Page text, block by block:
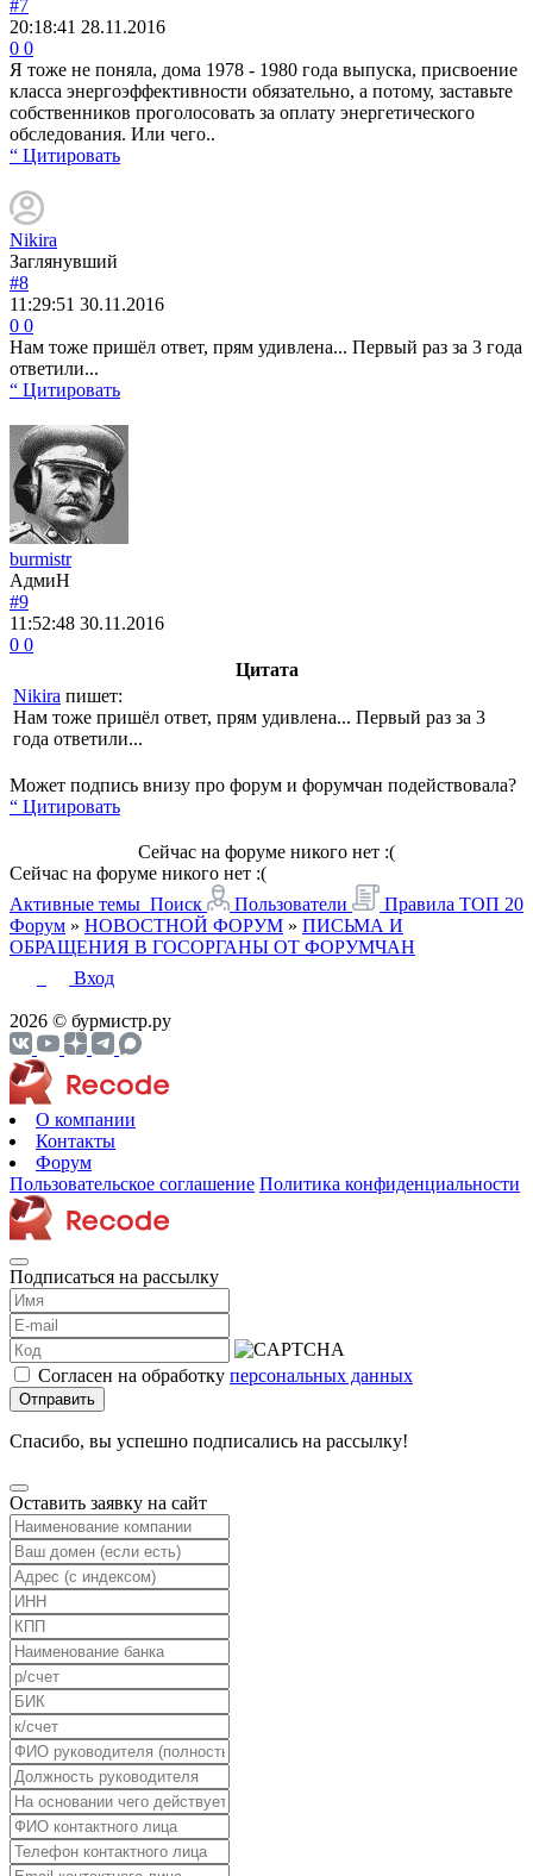
#7
20:18:41 28.11.2016
0 0
Я тоже не поняла, дома 1978 - 1980 года выпуска, присвоение
класса энергоэффективности обязательно, а потому, заставьте
собственников проголосовать за оплату энергетического
обследования. Или чего..
“ Цитировать
Nikira
Заглянувший
#8
11:29:51 30.11.2016
0 0
Нам тоже пришёл ответ, прям удивлена... Первый раз за 3 года
ответили...
“ Цитировать
burmistr
АдмиН
#9
11:52:48 30.11.2016
0 0
Цитата
Nikira пишет:
Нам тоже пришёл ответ, прям удивлена... Первый раз за 3
года ответили...
Может подпись внизу про форум и форумчан подействовала?
“ Цитировать
Сейчас на форуме никого нет :(
Сейчас на форуме никого нет :(
Активные темы Поиск Пользователи Правила ТОП 20
Форум » НОВОСТНОЙ ФОРУМ » ПИСЬМА И
ОБРАЩЕНИЯ В ГОСОРГАНЫ ОТ ФОРУМЧАН
Вход
2026 © бурмистр.ру
О компании
Контакты
Форум
Пользовательское соглашение Политика конфиденциальности
Подписаться на рассылку
Согласен на обработку персональных данных
Отправить
Спасибо, вы успешно подписались на рассылку!
Оставить заявку на сайт